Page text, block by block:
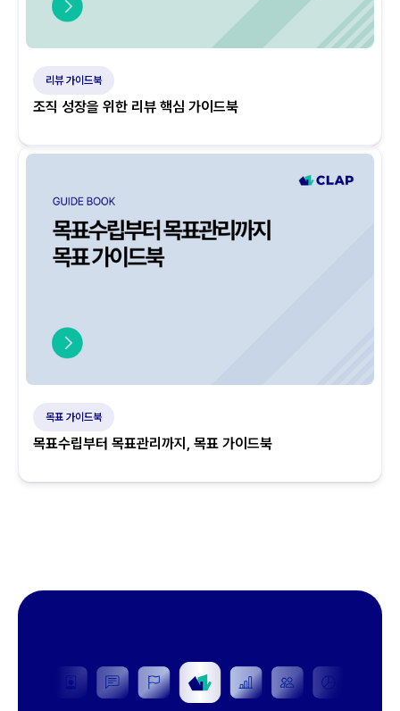
리뷰 가이드북
조직 성장을 위한 리뷰 핵심 가이드북
목표 가이드북
목표수립부터 목표관리까지, 목표 가이드북